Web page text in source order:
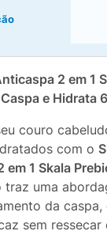
2 em 1
e Hidrata
couro
com o
em 1 Skala
traz uma
da caspa,
sem ressecar